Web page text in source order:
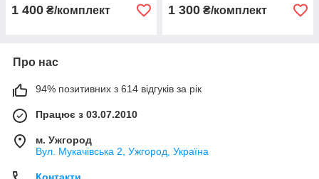
1 400 ₴/комплект 1 300 ₴/комплект
Про нас
94% позитивних з 614 відгуків за рік
Працює з 03.07.2010
м. Ужгород
Вул. Мукачівська 2, Ужгород, Україна